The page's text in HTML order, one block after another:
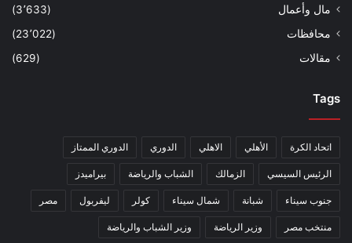
مال وأعمال
(3٬633)
محافظات
(23٬022)
مقالات
(629)
Tags
اتحاد الكرة الأهلي الاهلي الدوري الدوري الممتاز
الرئيس السيسي الزمالك الشباب والرياضة بيراميدز
جنوب سيناء شبانة شمال سيناء كولر ليفربول مصر
منتخب مصر وزير الرياضة وزير الشباب والرياضة